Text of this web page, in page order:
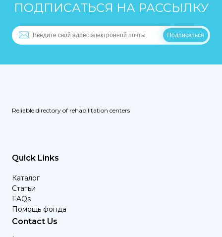
ПОДПИСАТЬСЯ НА РАССЫЛКУ
Reliable directory of rehabilitation centers
Quick Links
Каталог
Статьи
FAQs
Помощь фонда
Contact Us